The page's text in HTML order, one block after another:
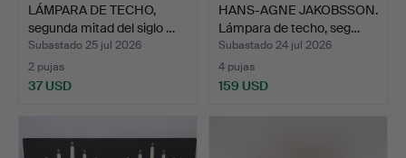
LÁMPARA DE TECHO,
segunda mitad del siglo …
Subastado 25 jul 2026
2 pujas
37 USD
HANS-AGNE JAKOBSSON.
Lámpara de techo, seg…
Subastado 24 jul 2026
4 pujas
159 USD